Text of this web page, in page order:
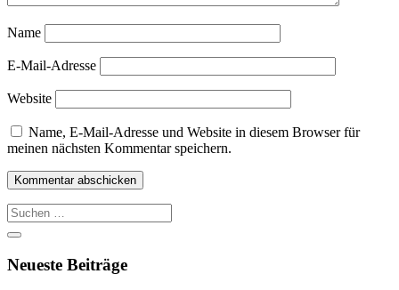
Name
E-Mail-Adresse
Website
Name, E-Mail-Adresse und Website in diesem Browser für
meinen nächsten Kommentar speichern.
Suche
nach:
Neueste Beiträge